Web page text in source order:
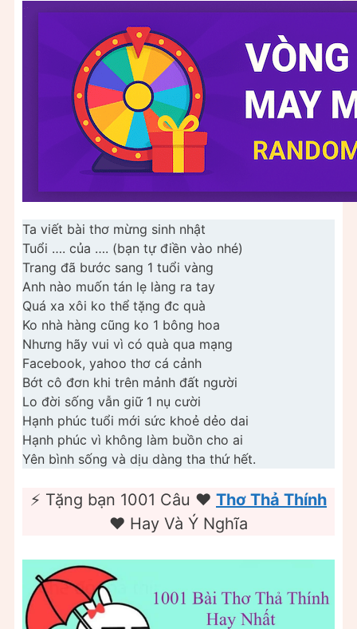
Ta viết bài thơ mừng sinh nhật
Tuổi …. của …. (bạn tự điền vào nhé)
Trang đã bước sang 1 tuổi vàng
Anh nào muốn tán lẹ làng ra tay
Quá xa xôi ko thể tặng đc quà
Ko nhà hàng cũng ko 1 bông hoa
Nhưng hãy vui vì có quà qua mạng
Facebook, yahoo thơ cá cảnh
Bớt cô đơn khi trên mảnh đất người
Lo đời sống vẫn giữ 1 nụ cười
Hạnh phúc tuổi mới sức khoẻ dẻo dai
Hạnh phúc vì không làm buồn cho ai
Yên bình sống và dịu dàng tha thứ hết.
⚡️ Tặng bạn 1001 Câu ❤️️ Thơ Thả Thính
❤️️ Hay Và Ý Nghĩa